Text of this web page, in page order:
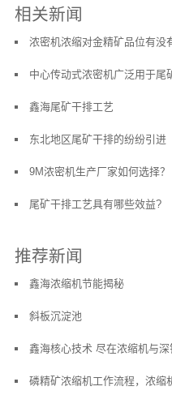
相关新闻
浓密机浓缩对金精矿品位有没
中心传动式浓密机广泛用于尾
鑫海尾矿干排工艺
东北地区尾矿干排的纷纷引进
9M浓密机生产厂家如何选择？
尾矿干排工艺具有哪些效益?
推荐新闻
鑫海浓缩机节能揭秘
斜板沉淀池
鑫海核心技术 尽在浓缩机与深
磷精矿浓缩机工作流程，浓缩